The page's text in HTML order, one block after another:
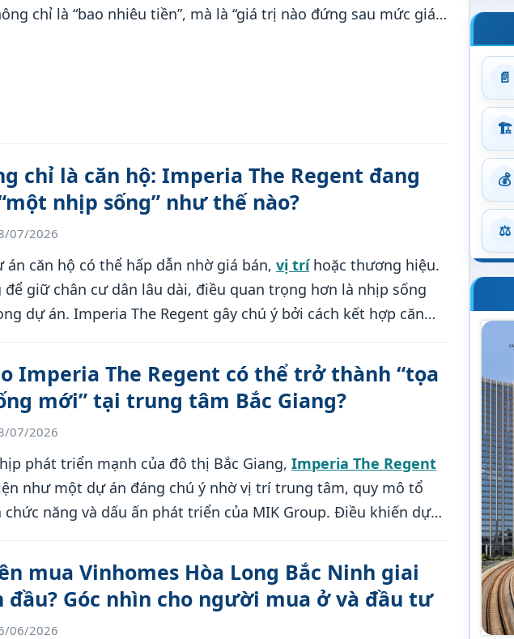
chỉ là “bao nhiêu tiền”, mà là “giá trị nào đứng sau mức giá
chỉ là căn hộ: Imperia The Regent đang
nhịp sống” như thế nào?
07/2026
án căn hộ có thể hấp dẫn nhờ giá bán, vị tríhoặc thương hiệu.
để giữ chân cư dân lâu dài, điều quan trọng hơn là nhịp sống
dự án. Imperia The Regent gây chú ý bởi cách kết hợp căn
khách sạn, dịch vụ và cảnh quan để tạo nên một hệ
sống cao cấp ngay trung tâm Bắc Giang.
Imperia The Regent có thể trở thành “tọa
mới” tại trung tâm Bắc Giang?
07/2026
phát triển mạnh của đô thị Bắc Giang, Imperia The Regent
như một dự án đáng chú ý nhờ vị trí trung tâm, quy mô tổ
chức năng và dấu ấn phát triển của MIK Group. Điều khiến dự
mò không chỉ là “căn hộ mới”, mà là câu hỏi: liệu đây có phải
sống mới dành cho nhóm cư dân thành đạt tại khu vực?
mua Vinhomes Hòa Long Bắc Ninh giai
đầu? Góc nhìn cho người mua ở và đầu tư
06/2026
📄
🏗
💰
⚖